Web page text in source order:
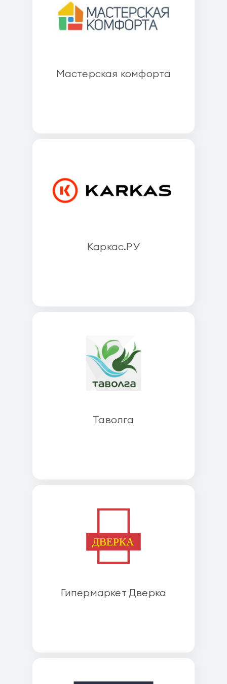
Мастерская комфорта
Каркас.РУ
Таволга
Гипермаркет Дверка